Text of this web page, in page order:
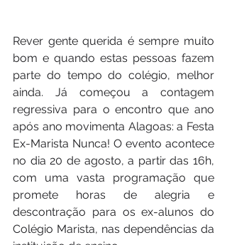
Rever gente querida é sempre muito
bom e quando estas pessoas fazem
parte do tempo do colégio, melhor
ainda. Já começou a contagem
regressiva para o encontro que ano
após ano movimenta Alagoas: a Festa
Ex-Marista Nunca! O evento acontece
no dia 20 de agosto, a partir das 16h,
com uma vasta programação que
promete horas de alegria e
descontração para os ex-alunos do
Colégio Marista, nas dependências da